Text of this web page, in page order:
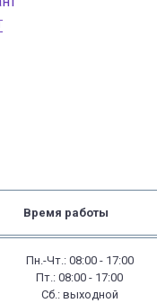
Время работы
Пн.-Чт.: 08:00 - 17:00
Пт.: 08:00 - 17:00
Сб.: выходной